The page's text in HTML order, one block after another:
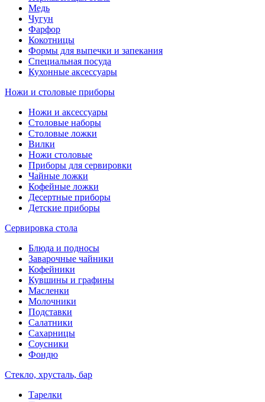
Медь
Чугун
Фарфор
Кокотницы
Формы для выпечки и запекания
Специальная посуда
Кухонные аксессуары
Ножи и столовые приборы
Ножи и аксессуары
Столовые наборы
Столовые ложки
Вилки
Ножи столовые
Приборы для сервировки
Чайные ложки
Кофейные ложки
Десертные приборы
Детские приборы
Сервировка стола
Блюда и подносы
Заварочные чайники
Кофейники
Кувшины и графины
Масленки
Молочники
Подставки
Салатники
Сахарницы
Соусники
Фондю
Стекло, хрусталь, бар
Тарелки